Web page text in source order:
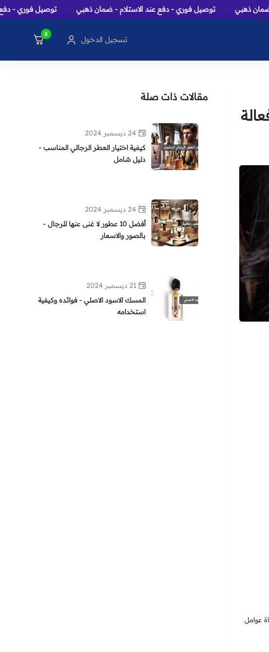
توصيل فوري - دفع عند الاستلام - ضمان ذهبي توصيل فوري - دفع عند
عطور، مسك، بخور و هدايا
0
تسجيل الدخول
عوامل
مقالات ذات صلة
24 ديسمبر 2024
كيفية اختيار العطر الرجالي المناسب -
دليل شامل
24 ديسمبر 2024
أفضل 10 عطور لا غنى عنها للرجال -
بالصور والاسعار
21 ديسمبر 2024
المسك الاسود الاصلي - فوائده وكيفية
استخدامه